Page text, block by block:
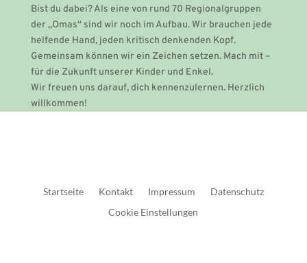
Bist du dabei? Als eine von rund 70 Regionalgruppen
der „Omas“ sind wir noch im Aufbau. Wir brauchen jede
helfende Hand, jeden kritisch denkenden Kopf.
Gemeinsam können wir ein Zeichen setzen. Mach mit –
für die Zukunft unserer Kinder und Enkel.
Wir freuen uns darauf, dich kennenzulernen. Herzlich
willkommen!
Startseite Kontakt Impressum
Datenschutz
Cookie Einstellungen